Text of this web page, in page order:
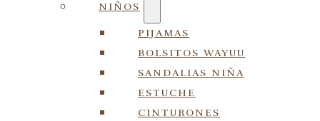
NIÑOS
PIJAMAS
BOLSITOS WAYUU
SANDALIAS NIÑA
ESTUCHE
CINTURONES